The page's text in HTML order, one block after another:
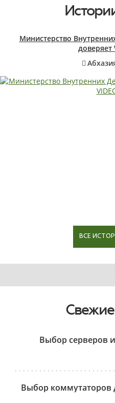
Министерство
доверяет
ВСЕ
Выбор серверов
Выбор коммутаторов